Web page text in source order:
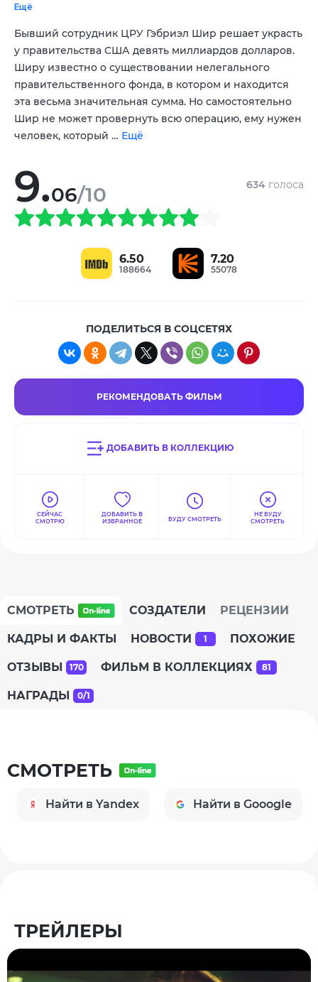
Ещё
Рудольф Мартин,Зэк Гренье
Бывший сотрудник ЦРУ Гэбриэл Шир решает украсть
у правительства США девять миллиардов долларов.
Ширу известно о существовании нелегального
правительственного фонда, в котором и находится
эта весьма значительная сумма. Но самостоятельно
Шир не может провернуть всю операцию, ему нужен
человек, который … Ещё
9.06/10 634 голоса
6.50
188664
7.20
55078
ПОДЕЛИТЬСЯ В СОЦСЕТЯХ
РЕКОМЕНДОВАТЬ ФИЛЬМ
ДОБАВИТЬ В КОЛЛЕКЦИЮ
СЕЙЧАС
СМОТРЮ
ДОБАВИТЬ В
ИЗБРАННОЕ
БУДУ СМОТРЕТЬ
НЕ БУДУ
СМОТРЕТЬ
СМОТРЕТЬ СОЗДАТЕЛИ РЕЦЕНЗИИ
КАДРЫ И ФАКТЫ НОВОСТИ 1 ПОХОЖИЕ
ОТЗЫВЫ 170 ФИЛЬМ В КОЛЛЕКЦИЯХ 81
НАГРАДЫ 0/1
СМОТРЕТЬ
Найти в Yandex Найти в Gooogle
ТРЕЙЛЕРЫ